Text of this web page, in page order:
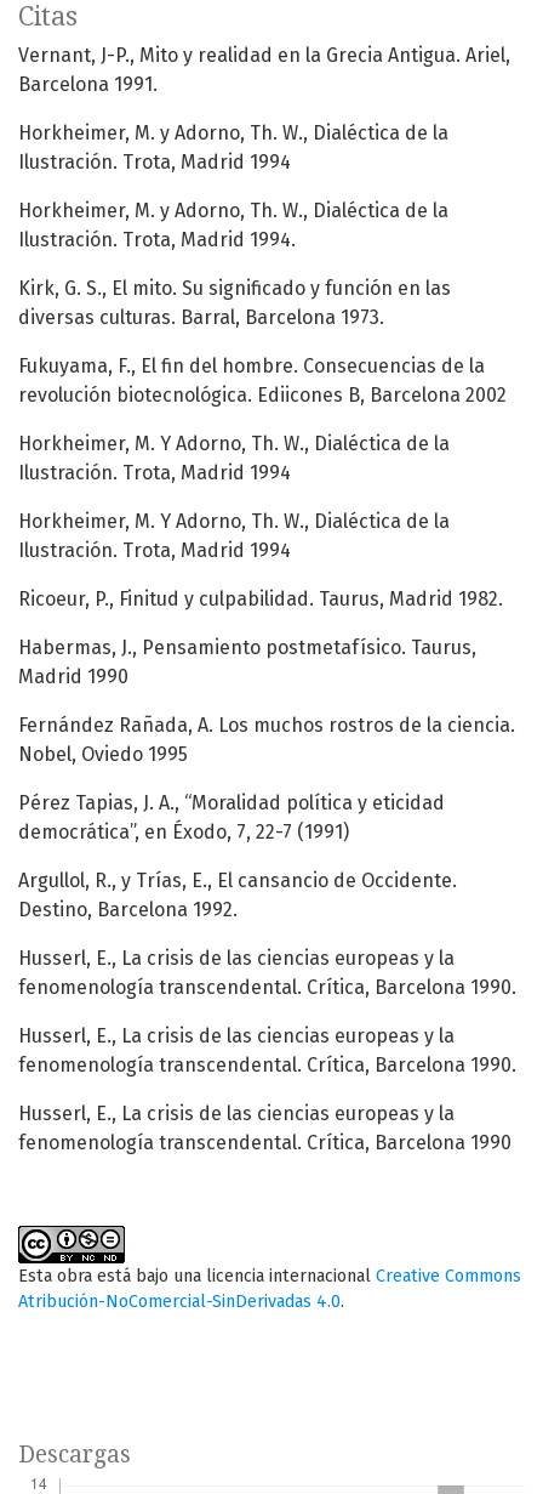
Citas
Vernant, J-P., Mito y realidad en la Grecia Antigua. Ariel,
Barcelona 1991.
Horkheimer, M. y Adorno, Th. W., Dialéctica de la
Ilustración. Trota, Madrid 1994
Horkheimer, M. y Adorno, Th. W., Dialéctica de la
Ilustración. Trota, Madrid 1994.
Kirk, G. S., El mito. Su significado y función en las
diversas culturas. Barral, Barcelona 1973.
Fukuyama, F., El fin del hombre. Consecuencias de la
revolución biotecnológica. Ediicones B, Barcelona 2002
Horkheimer, M. Y Adorno, Th. W., Dialéctica de la
Ilustración. Trota, Madrid 1994
Horkheimer, M. Y Adorno, Th. W., Dialéctica de la
Ilustración. Trota, Madrid 1994
Ricoeur, P., Finitud y culpabilidad. Taurus, Madrid 1982.
Habermas, J., Pensamiento postmetafísico. Taurus,
Madrid 1990
Fernández Rañada, A. Los muchos rostros de la ciencia.
Nobel, Oviedo 1995
Pérez Tapias, J. A., “Moralidad política y eticidad
democrática”, en Éxodo, 7, 22-7 (1991)
Argullol, R., y Trías, E., El cansancio de Occidente.
Destino, Barcelona 1992.
Husserl, E., La crisis de las ciencias europeas y la
fenomenología transcendental. Crítica, Barcelona 1990.
Husserl, E., La crisis de las ciencias europeas y la
fenomenología transcendental. Crítica, Barcelona 1990.
Husserl, E., La crisis de las ciencias europeas y la
fenomenología transcendental. Crítica, Barcelona 1990
Esta obra está bajo una licencia internacional Creative Commons
Atribución-NoComercial-SinDerivadas 4.0.
Descargas